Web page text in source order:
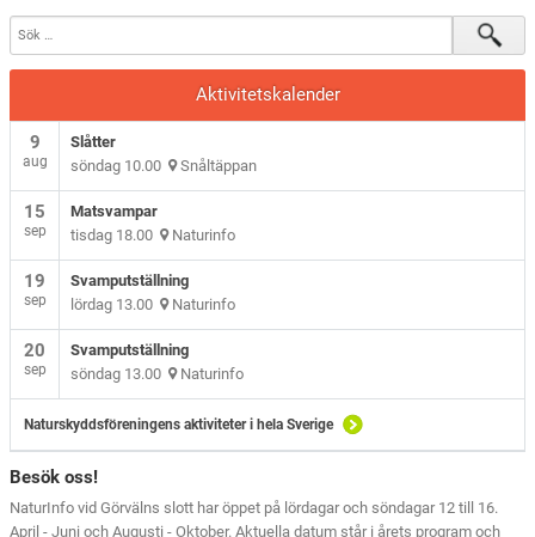
Aktivitetskalender
9
aug
Slåtter
söndag 10.00 Snåltäppan
15
sep
Matsvampar
tisdag 18.00 Naturinfo
19
sep
Svamputställning
lördag 13.00 Naturinfo
20
sep
Svamputställning
söndag 13.00 Naturinfo
Naturskyddsföreningens aktiviteter i hela Sverige
Besök oss!
NaturInfo vid Görvälns slott har öppet på lördagar och söndagar 12 till 16.
April - Juni och Augusti - Oktober. Aktuella datum står i årets program och